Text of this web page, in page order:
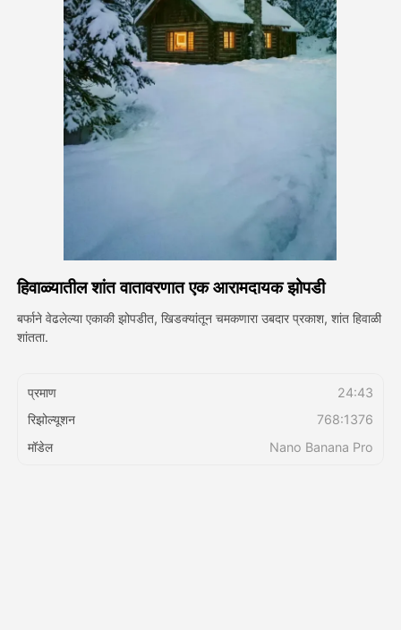
अवतार व्हिडिओ
एआय व्हिडिओ
एआय फोटो
सर्व टेम्पलेट्स पहा
गॅलरी
किंमत
हिवाळ्यातील शांत वातावरणात एक आरामदायक झोपडी
बर्फाने वेढलेल्या एकाकी झोपडीत, खिडक्यांतून चमकणारा उबदार प्रकाश, शांत हिवाळी
शांतता.
प्रमाण
24:43
रिझोल्यूशन
768:1376
मॉडेल
Nano Banana Pro